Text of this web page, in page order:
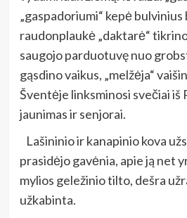
„gaspadoriumi“ kepė bulvinius
raudonplaukė „daktarė“
saugojo parduotuvę nuo
gąsdino vaikus, „melžėja“
Šventėje linksminosi svečiai iš
jaunimas ir senjorai.
Lašininio ir kanapinio kova
prasidėjo gavėnia, apie ją net
mylios geležinio tilto, dešra
užkabinta.